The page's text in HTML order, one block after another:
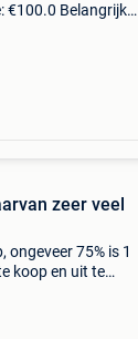
€100.0 Belangrijk:
zeer veel
ongeveer 75% is 1
koop en uit te